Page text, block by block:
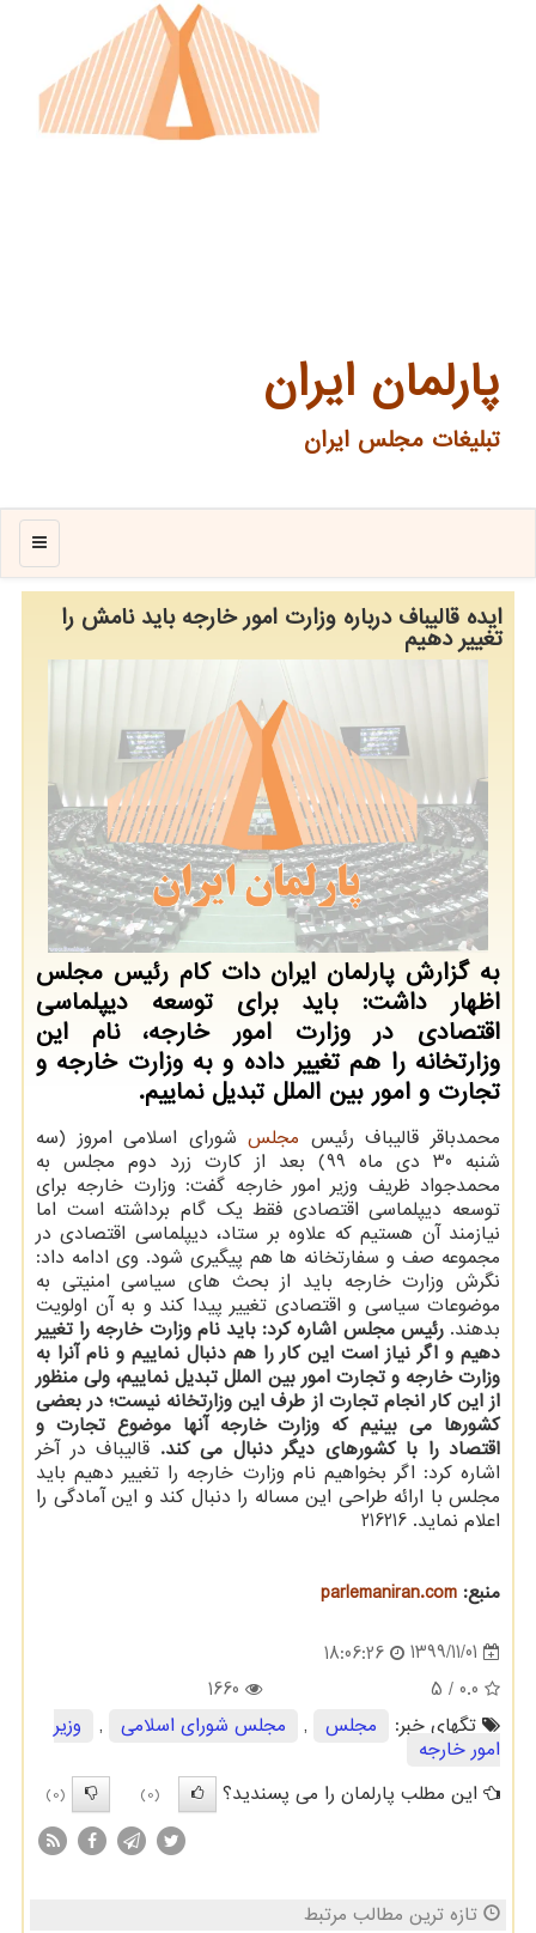
پارلمان ایران
تبلیغات مجلس ایران
منو
ایده قالیباف درباره وزارت امور خارجه باید نامش را
تغییر دهیم
به گزارش پارلمان ایران دات کام رئیس مجلس
اظهار داشت: باید برای توسعه دیپلماسی
اقتصادی در وزارت امور خارجه، نام این
وزارتخانه را هم تغییر داده و به وزارت خارجه و
تجارت و امور بین الملل تبدیل نماییم.
محمدباقر قالیباف رئیس مجلسشورای اسلامی امروز (سه
شنبه 30 دی ماه 99) بعد از کارت زرد دوم مجلس به
محمدجواد ظریف وزیر امور خارجه گفت: وزارت خارجه برای
توسعه دیپلماسی اقتصادی فقط یک گام برداشته است اما
نیازمند آن هستیم که علاوه بر ستاد، دیپلماسی اقتصادی در
مجموعه صف و سفارتخانه ها هم پیگیری شود. وی ادامه داد:
نگرش وزارت خارجه باید از بحث های سیاسی امنیتی به
موضوعات سیاسی و اقتصادی تغییر پیدا کند و به آن اولویت
بدهند.رئیس مجلس اشاره کرد: باید نام وزارت خارجه را تغییر
دهیم و اگر نیاز است این کار را هم دنبال نماییم و نام آنرا به
وزارت خارجه و تجارت امور بین الملل تبدیل نماییم، ولی منظور
از این کار انجام تجارت از طرف این وزارتخانه نیست؛ در بعضی
کشورها می بینیم که وزارت خارجه آنها موضوع تجارت و
اقتصاد را با کشورهای دیگر دنبال می کند. قالیباف در آخر
اشاره کرد: اگر بخواهیم نام وزارت خارجه را تغییر دهیم باید
مجلس با ارائه طراحی این مساله را دنبال کند و این آمادگی را
اعلام نماید. 216216
منبع: parlemaniran.com
1399/11/01
18:06:26
0.0
/ 5
1660
تگهای خبر:
مجلس , مجلس شورای اسلامی ,
وزیر
امور خارجه
این مطلب پارلمان را می پسندید؟
(0)
(0)
تازه ترین مطالب مرتبط